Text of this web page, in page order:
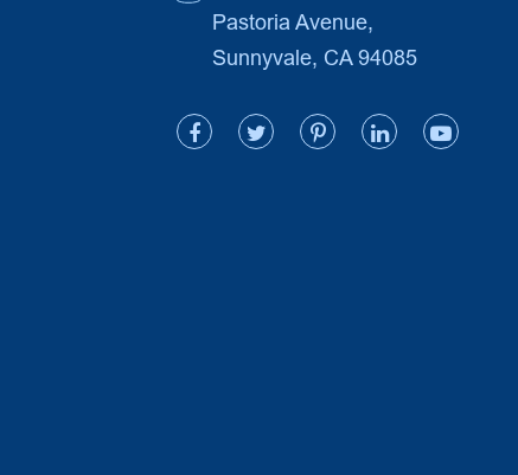
Pastoria Avenue,
Sunnyvale, CA 94085